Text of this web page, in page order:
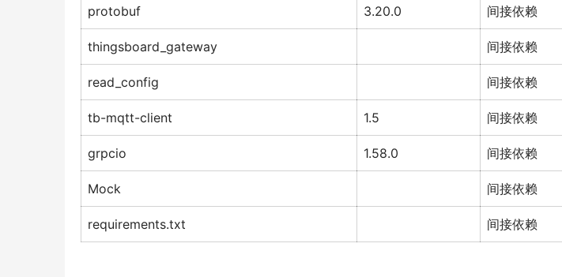
protobuf 3.20.0 间接依赖
thingsboard_gateway 间接依赖
read_config 间接依赖
tb-mqtt-client 1.5 间接依赖
grpcio 1.58.0 间接依赖
Mock 间接依赖
requirements.txt 间接依赖